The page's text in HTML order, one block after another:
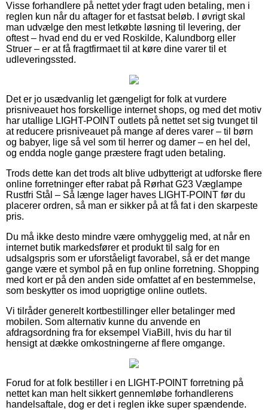
Visse forhandlere på nettet yder fragt uden betaling, men i
reglen kun når du aftager for et fastsat beløb. I øvrigt skal
man udvælge den mest letkøbte løsning til levering, der
oftest – hvad end du er ved Roskilde, Kalundborg eller
Struer – er at få fragtfirmaet til at køre dine varer til et
udleveringssted.
Det er jo usædvanlig let gængeligt for folk at vurdere
prisniveauet hos forskellige internet shops, og med det motiv
har utallige LIGHT-POINT outlets på nettet set sig tvunget til
at reducere prisniveauet på mange af deres varer – til børn
og babyer, lige så vel som til herrer og damer – en hel del,
og endda nogle gange præstere fragt uden betaling.
Trods dette kan det trods alt blive udbytterigt at udforske flere
online forretninger efter rabat på Rørhat G23 Væglampe
Rustfri Stål – Så længe lager haves LIGHT-POINT før du
placerer ordren, så man er sikker på at få fat i den skarpeste
pris.
Du må ikke desto mindre være omhyggelig med, at når en
internet butik markedsfører et produkt til salg for en
udsalgspris som er uforståeligt favorabel, så er det mange
gange være et symbol på en fup online forretning. Shopping
med kort er på den anden side omfattet af en bestemmelse,
som beskytter os imod uoprigtige online outlets.
Vi tilråder generelt kortbestillinger eller betalinger med
mobilen. Som alternativ kunne du anvende en
afdragsordning fra for eksempel ViaBill, hvis du har til
hensigt at dække omkostningerne af flere omgange.
Forud for at folk bestiller i en LIGHT-POINT forretning på
nettet kan man helt sikkert gennemløbe forhandlerens
handelsaftale, dog er det i reglen ikke super spændende.